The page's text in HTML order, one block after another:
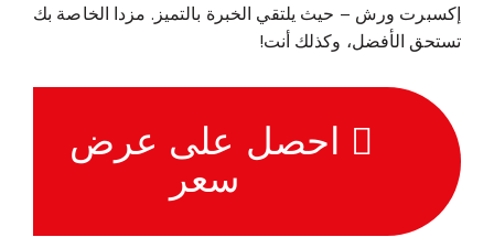
إكسبرت ورش – حيث يلتقي الخبرة بالتميز. مزدا الخاصة بك
تستحق الأفضل، وكذلك أنت!
احصل على عرض
سعر